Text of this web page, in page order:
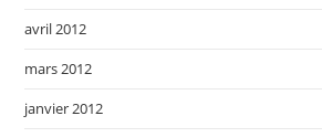
avril 2012
mars 2012
janvier 2012